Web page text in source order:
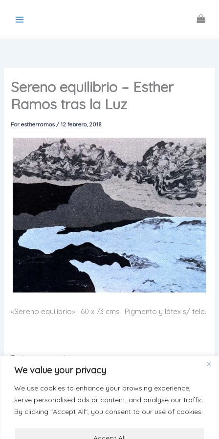
We value your privacy
We use cookies to enhance your browsing experience,
serve personalised ads or content, and analyse our traffic.
By clicking "Accept All", you consent to our use of cookies.
Sereno equilibrio – Esther
Ramos tras la Luz
Porestherramos/12 febrero, 2018
«Sereno equilibrio». 60 x 73 cms. Pigmento y látex s/ tela.
Todo en armonía: sin tiempo, sin espacio, sin
identificación…